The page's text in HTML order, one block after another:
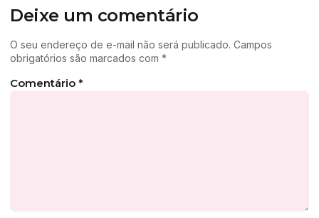
Deixe um comentário
O seu endereço de e-mail não será publicado. Campos
obrigatórios são marcados com *
Comentário *